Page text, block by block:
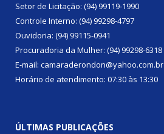
Setor de Licitação: (94) 99119-1990
Controle Interno: (94) 99298-4797
Ouvidoria: (94) 99115-0941
Procuradoria da Mulher: (94) 99298-6318
E-mail: camaraderondon@yahoo.com.br
Horário de atendimento: 07:30 às 13:30
ÚLTIMAS PUBLICAÇÕES